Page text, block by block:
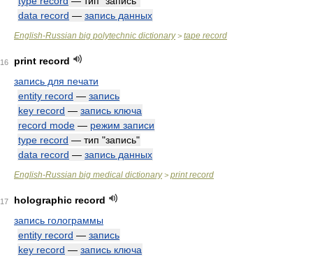
data record — запись данных
English-Russian big polytechnic dictionary> tape record
16
print record
запись для печати
entity record — запись
key record — запись ключа
record mode — режим записи
type record — тип "запись"
data record — запись данных
English-Russian big medical dictionary> print record
17
holographic record
запись голограммы
entity record — запись
key record — запись ключа